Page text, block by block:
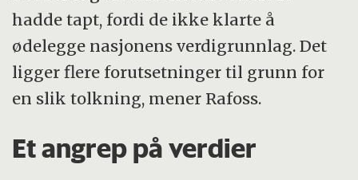
hadde tapt, fordi de ikke klarte å
ødelegge nasjonens verdigrunnlag. Det
ligger flere forutsetninger til grunn for
en slik tolkning, mener Rafoss.
Et angrep på verdier